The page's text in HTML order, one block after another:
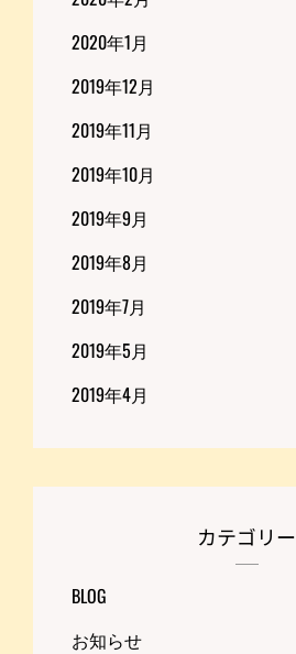
2020年1月
2019年12月
2019年11月
2019年10月
2019年9月
2019年8月
2019年7月
2019年5月
2019年4月
カテゴリー
BLOG
お知らせ